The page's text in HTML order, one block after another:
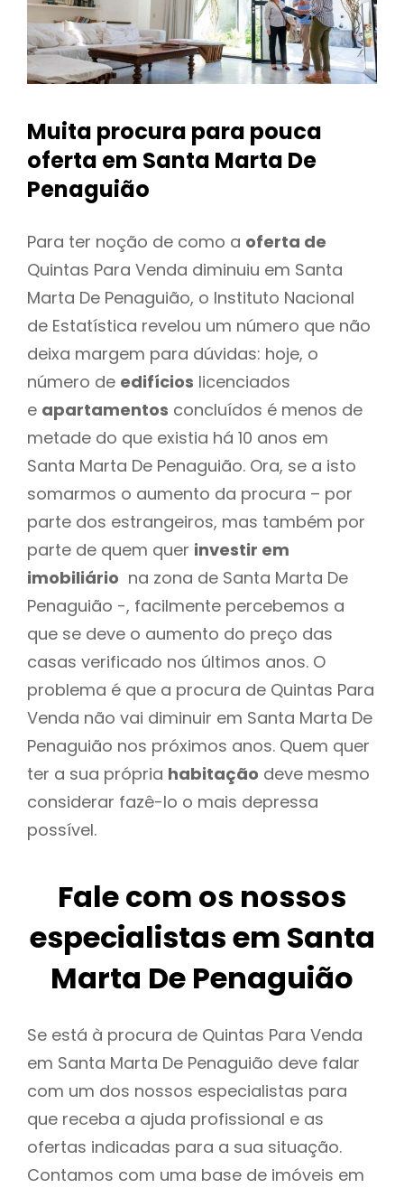
Muita procura para pouca
oferta em Santa Marta De
Penaguião
Para ter noção de como a oferta de
Quintas Para Venda diminuiu em Santa
Marta De Penaguião, o Instituto Nacional
de Estatística revelou um número que não
deixa margem para dúvidas: hoje, o
número de edifícios licenciados
e apartamentos concluídos é menos de
metade do que existia há 10 anos em
Santa Marta De Penaguião. Ora, se a isto
somarmos o aumento da procura – por
parte dos estrangeiros, mas também por
parte de quem quer investir em
imobiliário na zona de Santa Marta De
Penaguião -, facilmente percebemos a
que se deve o aumento do preço das
casas verificado nos últimos anos. O
problema é que a procura de Quintas Para
Venda não vai diminuir em Santa Marta De
Penaguião nos próximos anos. Quem quer
ter a sua própria habitação deve mesmo
considerar fazê-lo o mais depressa
possível.
Fale com os nossos
especialistas em Santa
Marta De Penaguião
Se está à procura de Quintas Para Venda
em Santa Marta De Penaguião deve falar
com um dos nossos especialistas para
que receba a ajuda profissional e as
ofertas indicadas para a sua situação.
Contamos com uma base de imóveis em